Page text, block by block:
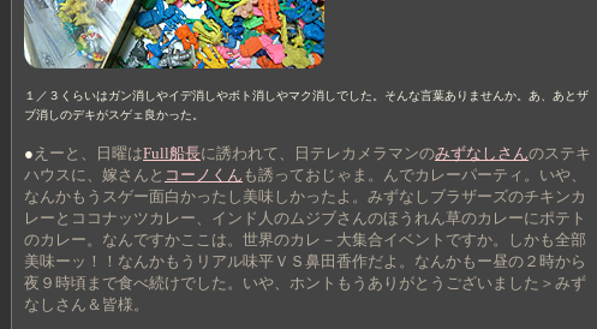
１／３くらいはガン消しやイデ消しやボト消しやマク消しでした。そんな言葉ありませんか。あ、あとザ
ブ消しのデキがスゲェ良かった。
● えーと、日曜はFull船長に誘われて、日テレカメラマンのみずなしさんのステキ
ハウスに、嫁さんと コーノくん も誘っておじゃま。んでカレーパーティ。いや、
なんかもうスゲー面白かったし美味しかったよ。みずなしブラザーズのチキンカ
レーとココナッツカレー、インド人のムジブさんのほうれん草のカレーにポテト
のカレー。なんですかここは。世界のカレ－大集合イベントですか。しかも全部
美味ーッ！！なんかもうリアル味平ＶＳ鼻田香作だよ。なんかもー昼の２時から
夜９時頃まで食べ続けでした。いや、ホントもうありがとうございました＞みず
なしさん＆皆様。